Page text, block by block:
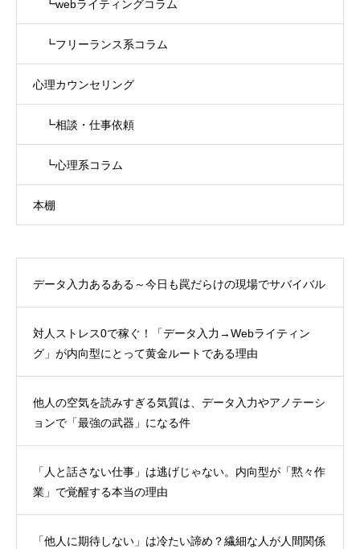
┗webライティングコラム
┗フリーランス系コラム
心理カウンセリング
┗相談・仕事依頼
┗心理系コラム
本棚
データ入力あるある～今日も罠だらけの現場でサバイバル
対人ストレス0で稼ぐ！「データ入力→Webライティン
グ」が内向型にとって黄金ルートである理由
他人の空気を読みすぎる気質は、データ入力やアノテーシ
ョンで「最強の武器」になる件
「人と話さない仕事」は逃げじゃない。内向型が「黙々作
業」で覚醒する本当の理由
「他人に期待しない」は冷たい諦め？繊細な人が人間関係